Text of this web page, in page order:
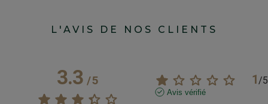
L'AVIS DE NOS CLIENTS
3.3/5 1/5
Avis vérifié